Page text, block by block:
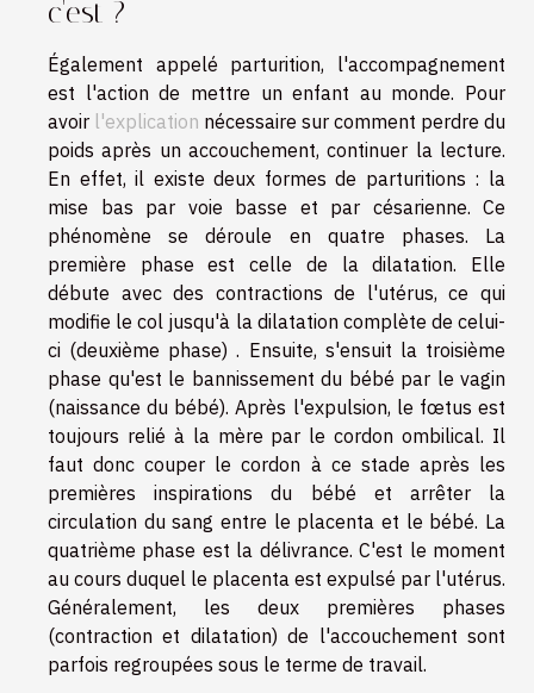
c'est ?
Également appelé parturition, l'accompagnement
est l'action de mettre un enfant au monde. Pour
avoir l'explication nécessaire sur comment perdre du
poids après un accouchement, continuer la lecture.
En effet, il existe deux formes de parturitions : la
mise bas par voie basse et par césarienne. Ce
phénomène se déroule en quatre phases. La
première phase est celle de la dilatation. Elle
débute avec des contractions de l'utérus, ce qui
modifie le col jusqu'à la dilatation complète de celui-
ci (deuxième phase) . Ensuite, s'ensuit la troisième
phase qu'est le bannissement du bébé par le vagin
(naissance du bébé). Après l'expulsion, le fœtus est
toujours relié à la mère par le cordon ombilical. Il
faut donc couper le cordon à ce stade après les
premières inspirations du bébé et arrêter la
circulation du sang entre le placenta et le bébé. La
quatrième phase est la délivrance. C'est le moment
au cours duquel le placenta est expulsé par l'utérus.
Généralement, les deux premières phases
(contraction et dilatation) de l'accouchement sont
parfois regroupées sous le terme de travail.